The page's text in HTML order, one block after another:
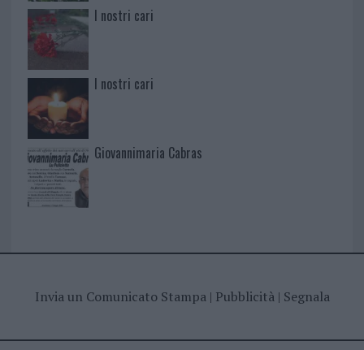
I nostri cari
I nostri cari
Giovannimaria Cabras
Invia un Comunicato Stampa| Pubblicità| Segnala